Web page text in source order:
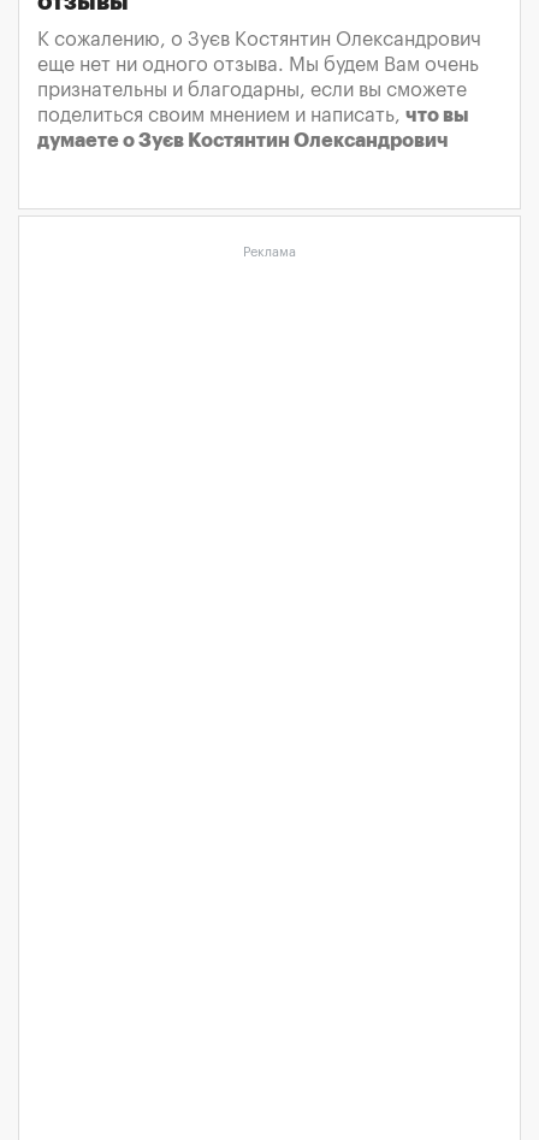
К сожалению, о Зуєв Костянтин Олександрович
еще нет ни одного отзыва. Мы будем Вам очень
признательны и благодарны, если вы сможете
поделиться своим мнением и написать, что вы
думаете о Зуєв Костянтин Олександрович
Реклама